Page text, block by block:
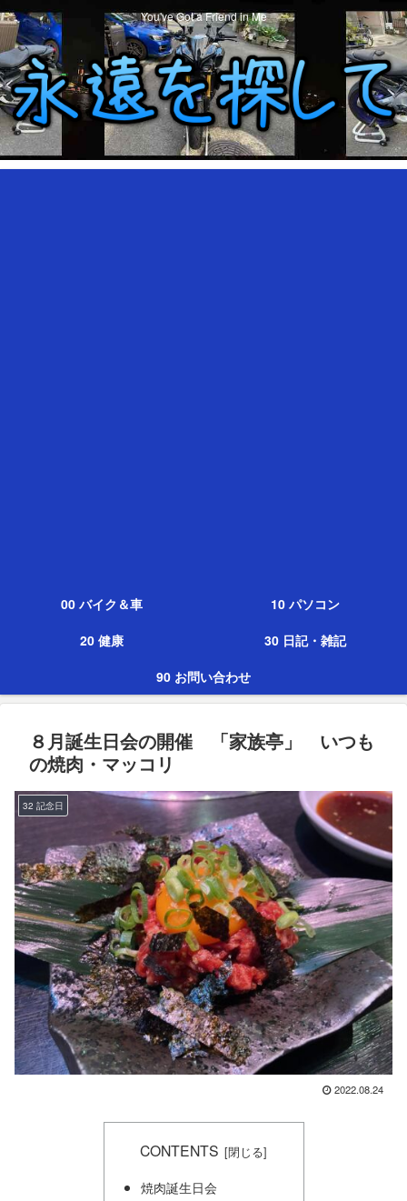
You've Got a Friend in Me
00 バイク＆車
10 パソコン
20 健康
30 日記・雑記
90 お問い合わせ
８月誕生日会の開催 「家族亭」 いつも
の焼肉・マッコリ
32 記念日
2022.08.24
CONTENTS
焼肉誕生日会